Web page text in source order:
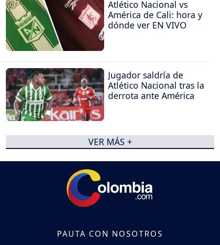
Atlético Nacional vs
América de Cali: hora y
dónde ver EN VIVO
Jugador saldría de
Atlético Nacional tras la
derrota ante América
VER MÁS +
PAUTA CON NOSOTROS